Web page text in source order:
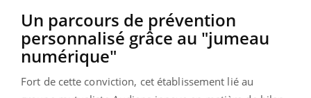
Un parcours de prévention
personnalisé grâce au "jumeau
numérique"
Fort de cette conviction, cet établissement lié au